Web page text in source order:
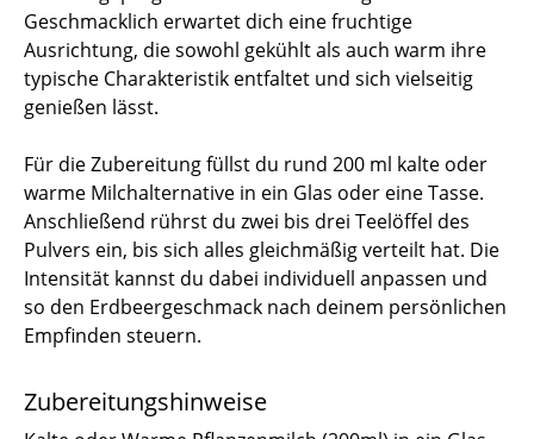
Geschmacklich erwartet dich eine fruchtige
Ausrichtung, die sowohl gekühlt als auch warm ihre
typische Charakteristik entfaltet und sich vielseitig
genießen lässt.
Für die Zubereitung füllst du rund 200 ml kalte oder
warme Milchalternative in ein Glas oder eine Tasse.
Anschließend rührst du zwei bis drei Teelöffel des
Pulvers ein, bis sich alles gleichmäßig verteilt hat. Die
Intensität kannst du dabei individuell anpassen und
so den Erdbeergeschmack nach deinem persönlichen
Empfinden steuern.
Zubereitungshinweise